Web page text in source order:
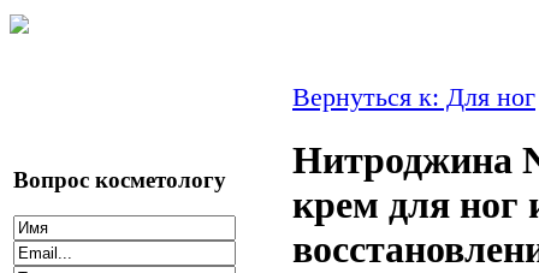
Вопрос косметологу
Вернуться к: Для ног
Нитроджина
крем для ног